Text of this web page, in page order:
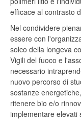
efficace al contrasto
Nel condividere
essere con
solco della longeva
Vigili del fuoco e
necessario
nuovo percorso di
sostanze
ritenere bio e/o
implementare elevati